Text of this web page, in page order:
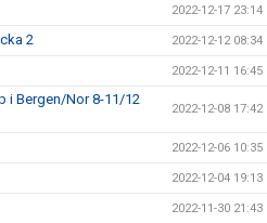
2022-12-17 23:14
2 2022-12-12 08:34
2022-12-11 16:45
i Bergen/Nor 8-11/12
2022-12-08 17:42
2022-12-06 10:35
2022-12-04 19:13
2022-11-30 21:43